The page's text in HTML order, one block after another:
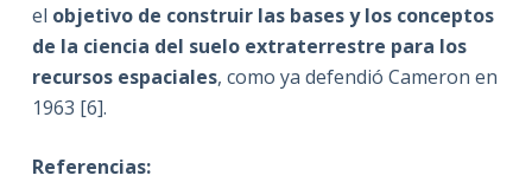
el objetivo de construir las bases y los conceptos
de la ciencia del suelo extraterrestre para los
recursos espaciales, como ya defendió Cameron en
1963 [6].
Referencias: